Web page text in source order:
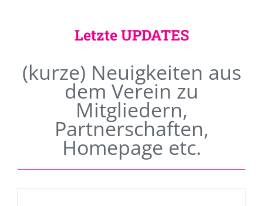
Letzte UPDATES
(kurze) Neuigkeiten aus
dem Verein zu
Mitgliedern,
Partnerschaften,
Homepage etc.